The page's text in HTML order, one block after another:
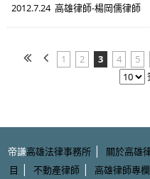
2012.7.24 高雄律師-楊岡儒律
1 2 3 4 5
帝謙高雄法律事務所| 關於高雄
目
| 不動產律師 | 高雄律師專欄